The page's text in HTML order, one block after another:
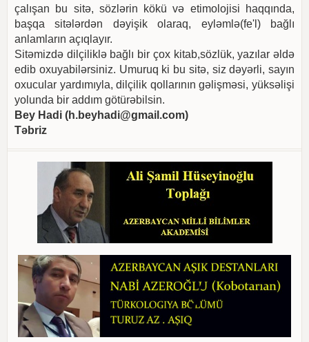
çalışan bu sitə, sözlərin kökü və etimolojisi haqqında,
başqa sitələrdən dəyişik olaraq, eyləmlə(fe'l) bağlı
anlamların açıqlayır.
Sitəmizdə dilçiliklə bağlı bir çox kitab,sözlük, yazılar əldə
edib oxuyabilərsiniz. Umuruq ki bu sitə, siz dəyərli, sayın
oxucular yardımıyla, dilçilik qollarının gəlişməsi, yüksəlişi
yolunda bir addım götürəbilsin.
Bey Hadi (h.beyhadi@gmail.com)
Təbriz